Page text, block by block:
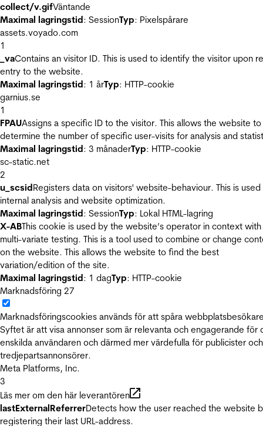
collect/v.gifVäntande
Maximal lagringstid: SessionTyp: Pixelspårare
assets.voyado.com
1
_vaContains an visitor ID. This is used to identify the visitor upon
entry to the website.
Maximal lagringstid: 1 årTyp: HTTP-cookie
garnius.se
1
FPAUAssigns a specific ID to the visitor. This allows the website to
determine the number of specific user-visits for analysis and
Maximal lagringstid: 3 månaderTyp: HTTP-cookie
sc-static.net
2
u_scsidRegisters data on visitors' website-behaviour. This is
internal analysis and website optimization.
Maximal lagringstid: SessionTyp: Lokal HTML-lagring
X-ABThis cookie is used by the website’s operator in context with
multi-variate testing. This is a tool used to combine or change
on the website. This allows the website to find the best
variation/edition of the site.
Maximal lagringstid: 1 dagTyp: HTTP-cookie
Marknadsföring 27
Marknadsföringscookies används för att spåra
Syftet är att visa annonser som är relevanta och engagerande för
enskilda användaren och därmed mer värdefulla för publicister och
tredjepartsannonsörer.
Meta Platforms, Inc.
3
Läs mer om den här leverantören
lastExternalReferrerDetects how the user reached the website
registering their last URL-address.